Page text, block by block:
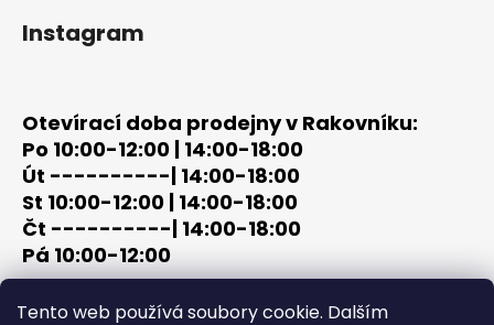
Tento web používá soubory cookie. Dalším
Instagram
Otevírací doba prodejny v Rakovníku:
Po 10:00-12:00 | 14:00-18:00
Út ----------| 14:00-18:00
St 10:00-12:00 | 14:00-18:00
Čt ----------| 14:00-18:00
Pá 10:00-12:00
tel: +420 603 320 859